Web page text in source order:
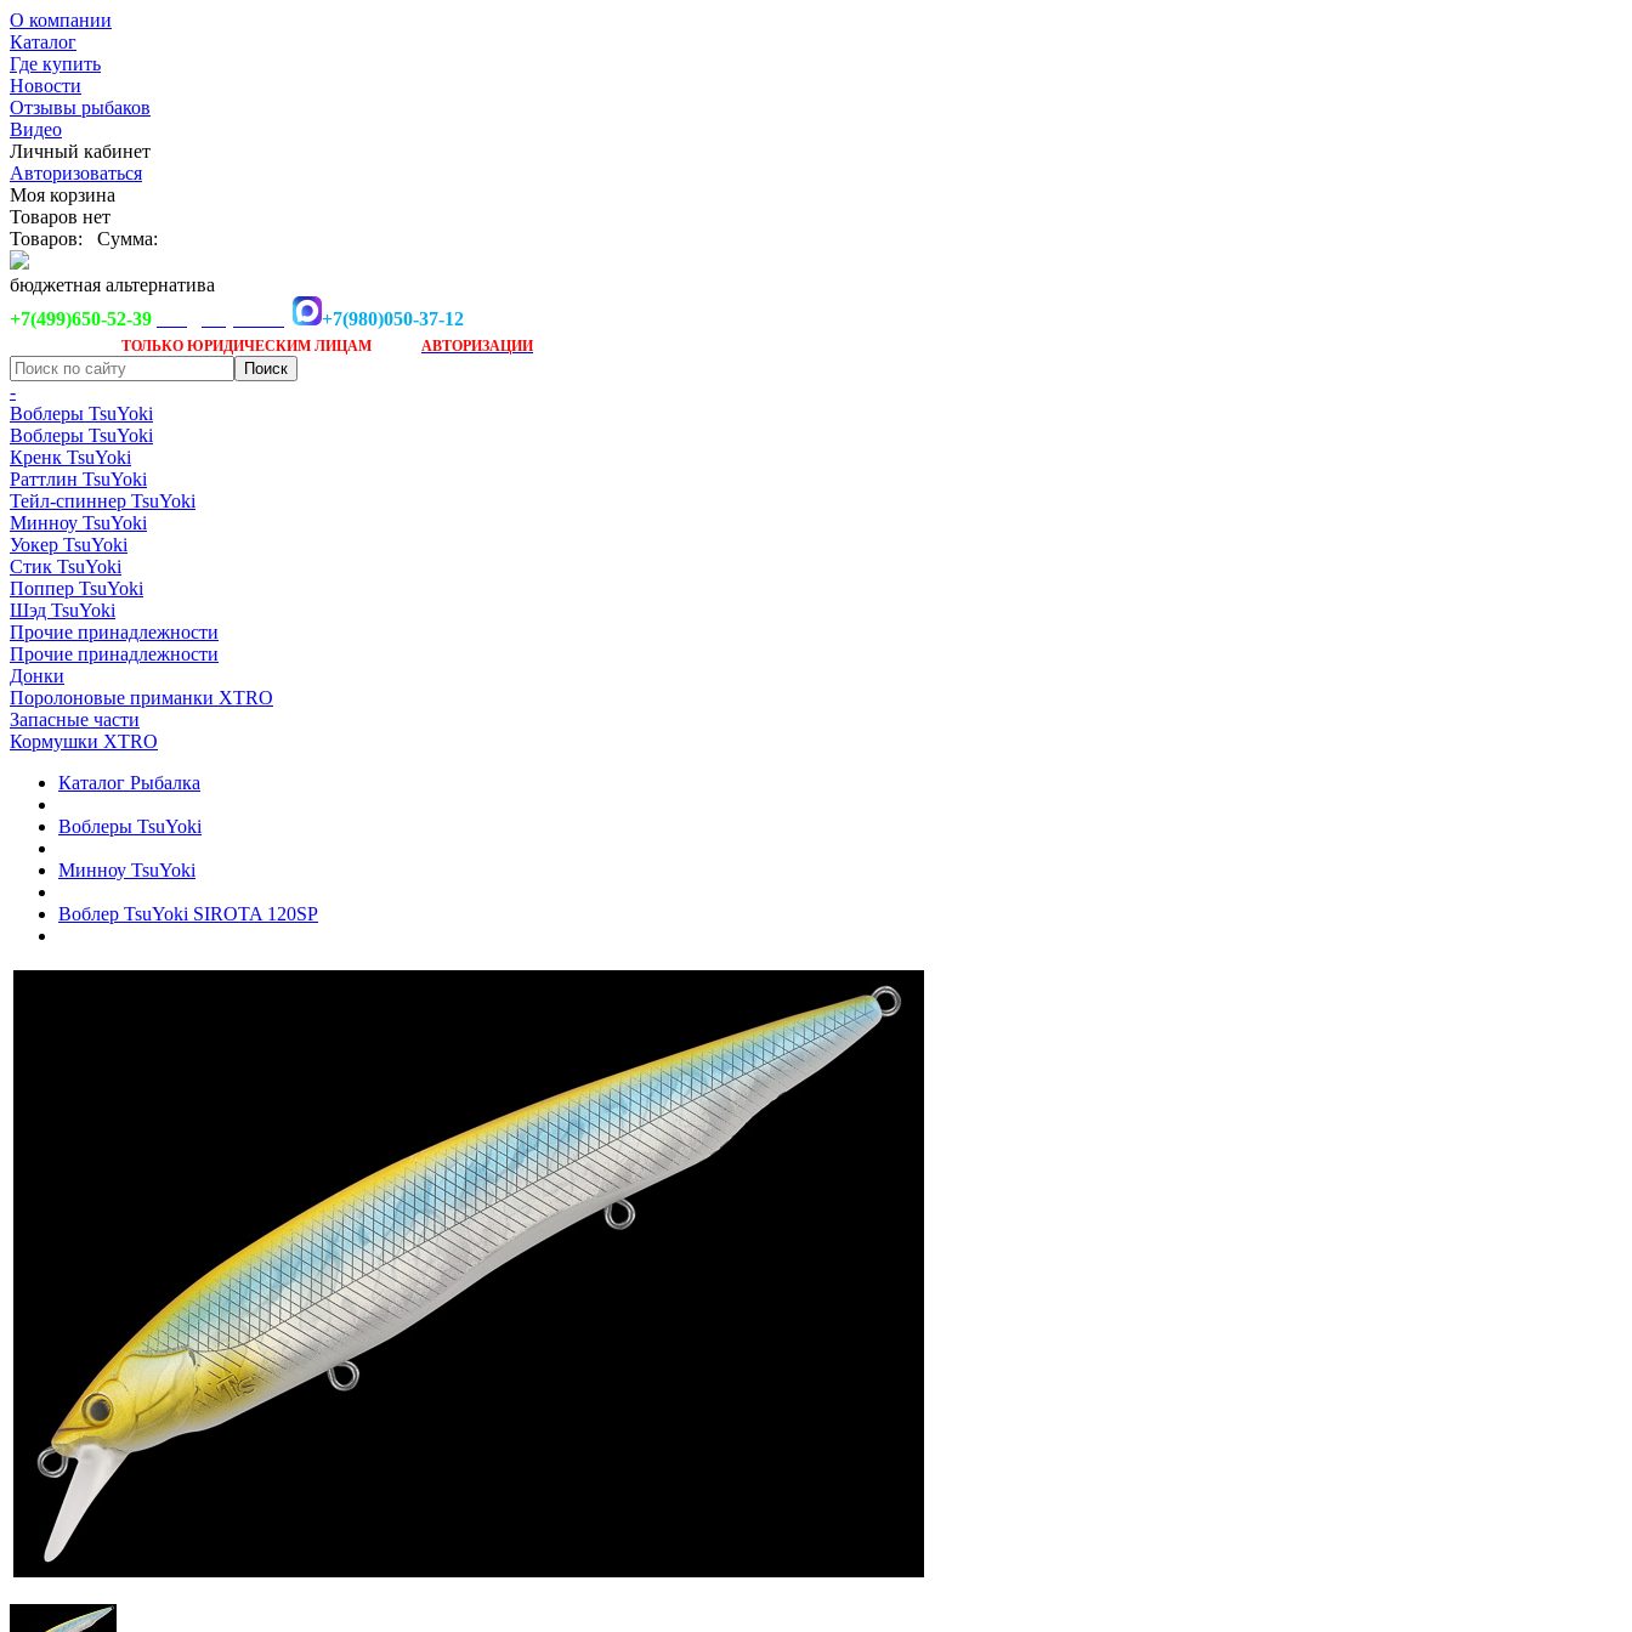
О компании
Каталог
Где купить
Новости
Отзывы рыбаков
Видео
Личный кабинет
Авторизоваться
Моя корзина
Товаров нет
Товаров:
Сумма:
бюджетная альтернатива
+7(499)650-52-39
+7(980)050-37-12
ТОЛЬКО ЮРИДИЧЕСКИМ ЛИЦАМ АВТОРИЗАЦИИ
-
Воблеры TsuYoki
Воблеры TsuYoki
Кренк TsuYoki
Раттлин TsuYoki
Тейл-спиннер TsuYoki
Минноу TsuYoki
Уокер TsuYoki
Стик TsuYoki
Поппер TsuYoki
Шэд TsuYoki
Прочие принадлежности
Прочие принадлежности
Донки
Поролоновые приманки XTRO
Запасные части
Кормушки XTRO
Каталог Рыбалка
Воблеры TsuYoki
Минноу TsuYoki
Воблер TsuYoki SIROTA 120SP